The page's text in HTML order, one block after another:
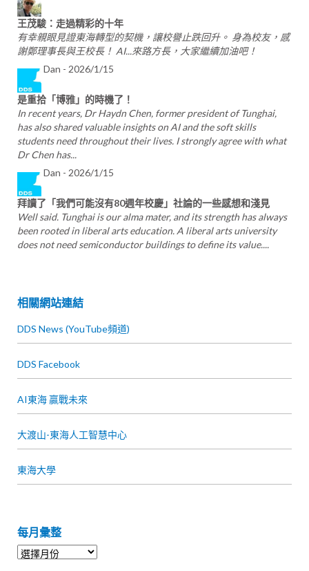
王茂駿：走過精彩的十年
有幸親眼見證東海轉型的契機，讓校譽止跌回升。 身為校友，感
謝鄭理事長與王校長！ AI...來路方長，大家繼續加油吧！
Dan - 2026/1/15
是重拾「博雅」的時機了！
In recent years, Dr Haydn Chen, former president of Tunghai,
has also shared valuable insights on AI and the soft skills
students need throughout their lives. I strongly agree with what
Dr Chen has...
Dan - 2026/1/15
拜讀了「我們可能沒有80週年校慶」社論的⼀些感想和淺⾒
Well said. Tunghai is our alma mater, and its strength has always
been rooted in liberal arts education. A liberal arts university
does not need semiconductor buildings to define its value....
相關網站連結
DDS News (YouTube頻道)
DDS Facebook
AI東海 贏戰未來
大渡山-東海人工智慧中心
東海大學
每月彙整